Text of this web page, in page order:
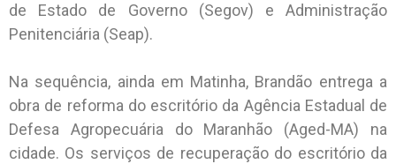
de Estado de Governo (Segov) e Administração
Penitenciária (Seap).
Na sequência, ainda em Matinha, Brandão entrega a
obra de reforma do escritório da Agência Estadual de
Defesa Agropecuária do Maranhão (Aged-MA) na
cidade. Os serviços de recuperação do escritório da